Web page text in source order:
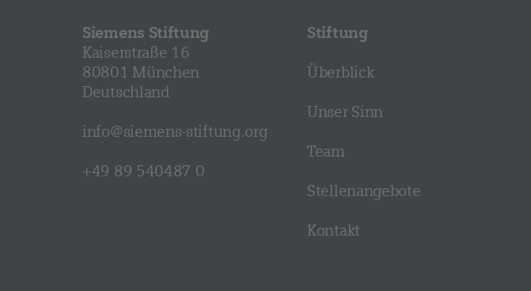
Siemens Stiftung
Kaiserstraße 16
80801 München
Deutschland
info@siemens-stiftung.org
+49 89 540487 0
Stiftung
Überblick
Unser Sinn
Team
Stellen­angebote
Kontakt